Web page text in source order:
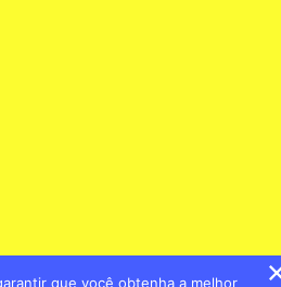
que você obtenha a melhor